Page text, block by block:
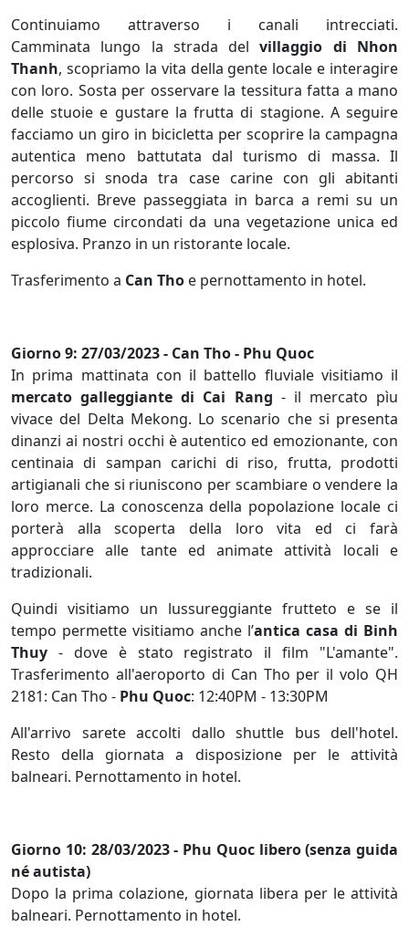
Continuiamo attraverso i canali intrecciati.
Camminata lungo la strada delvillaggio di Nhon
Thanh, scopriamo la vita della gente locale e interagire
con loro. Sosta per osservare la tessitura fatta a mano
delle stuoie e gustare la frutta di stagione. A seguire
facciamo un giro in bicicletta per scoprire la campagna
autentica meno battutata dal turismo di massa. Il
percorso si snoda tra case carine con gli abitanti
accoglienti. Breve passeggiata in barca a remi su un
piccolo fiume circondati da una vegetazione unica ed
esplosiva. Pranzo in un ristorante locale.
Trasferimento a Can Tho e pernottamento in hotel.
Giorno 9: 27/03/2023 - Can Tho - Phu Quoc
In prima mattinata con il battello fluviale visitiamo il
mercato galleggiante di Cai Rang - il mercato pìu
vivace del Delta Mekong. Lo scenario che si presenta
dinanzi ai nostri occhi è autentico ed emozionante, con
centinaia di sampan carichi di riso, frutta, prodotti
artigianali che si riuniscono per scambiare o vendere la
loro merce. La conoscenza della popolazione locale ci
porterà alla scoperta della loro vita ed ci farà
approcciare alle tante ed animate attività locali e
tradizionali.
Quindi visitiamo un lussureggiante frutteto e se il
tempo permette visitiamo anche l’antica casa di Binh
Thuy - dove è stato registrato il film "L'amante".
Trasferimento all'aeroporto di Can Tho per il volo QH
2181: Can Tho - Phu Quoc: 12:40PM - 13:30PM
All'arrivo sarete accolti dallo shuttle bus dell'hotel.
Resto della giornata a disposizione per le attività
balneari. Pernottamento in hotel.
Giorno 10: 28/03/2023 - Phu Quoc libero (senza guida
né autista)
Dopo la prima colazione, giornata libera per le attività
balneari. Pernottamento in hotel.